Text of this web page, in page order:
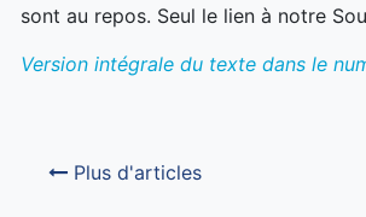
sont au repos. Seul le lien à notre
Version intégrale du texte dans le
Plus d'articles